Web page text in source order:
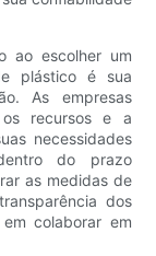
ao escolher um
plástico é sua
As empresas
recursos e a
necessidades
do prazo
as medidas de
dos
colaborar em